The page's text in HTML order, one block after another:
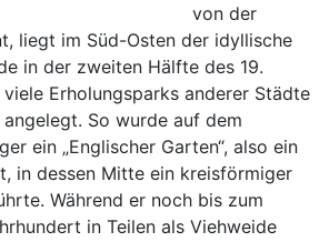
von der
liegt im Süd-Osten der idyllische
in der zweiten Hälfte des 19.
Erholungsparks anderer Städte
So wurde auf dem
ein „Englischer Garten“, also ein
in dessen Mitte ein kreisförmiger
Während er noch bis zum
in Teilen als Viehweide